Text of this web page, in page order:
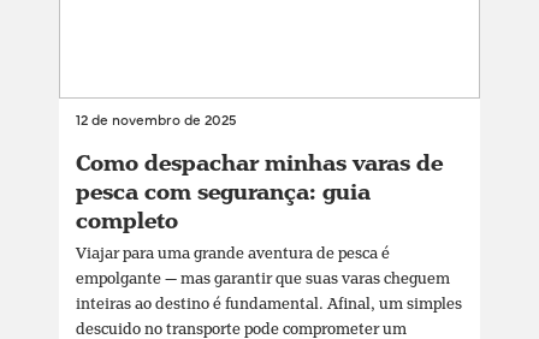
12 de novembro de 2025
Como despachar minhas varas de
pesca com segurança: guia
completo
Viajar para uma grande aventura de pesca é
empolgante — mas garantir que suas varas cheguem
inteiras ao destino é fundamental. Afinal, um simples
descuido no transporte pode comprometer um